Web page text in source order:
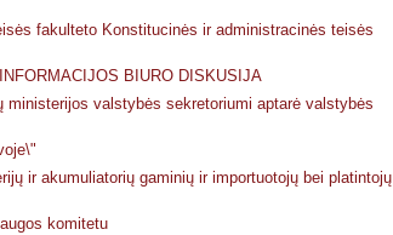
fakulteto Konstitucinės ir administracinės teisės
BIURO DISKUSIJA
valstybės sekretoriumi aptarė valstybės
ir akumuliatorių gaminių ir importuotojų bei platintojų
komitetu